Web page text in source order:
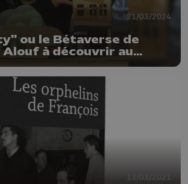
21/03/2024
ou le Bétaverse de
Alouf à découvrir au
Liège
13/03/2021